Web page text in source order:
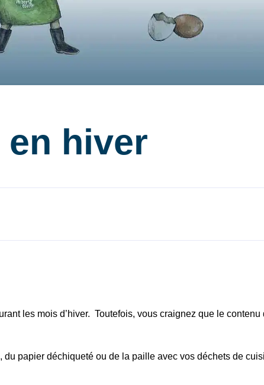
en hiver
les mois d’hiver. Toutefois, vous craignez que le
du papier déchiqueté ou de la paille avec vos déchets de